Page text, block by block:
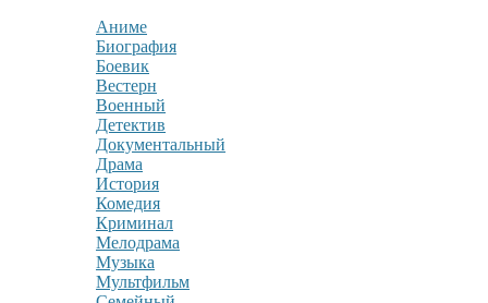
Аниме
Биография
Боевик
Вестерн
Военный
Детектив
Документальный
Драма
История
Комедия
Криминал
Мелодрама
Музыка
Мультфильм